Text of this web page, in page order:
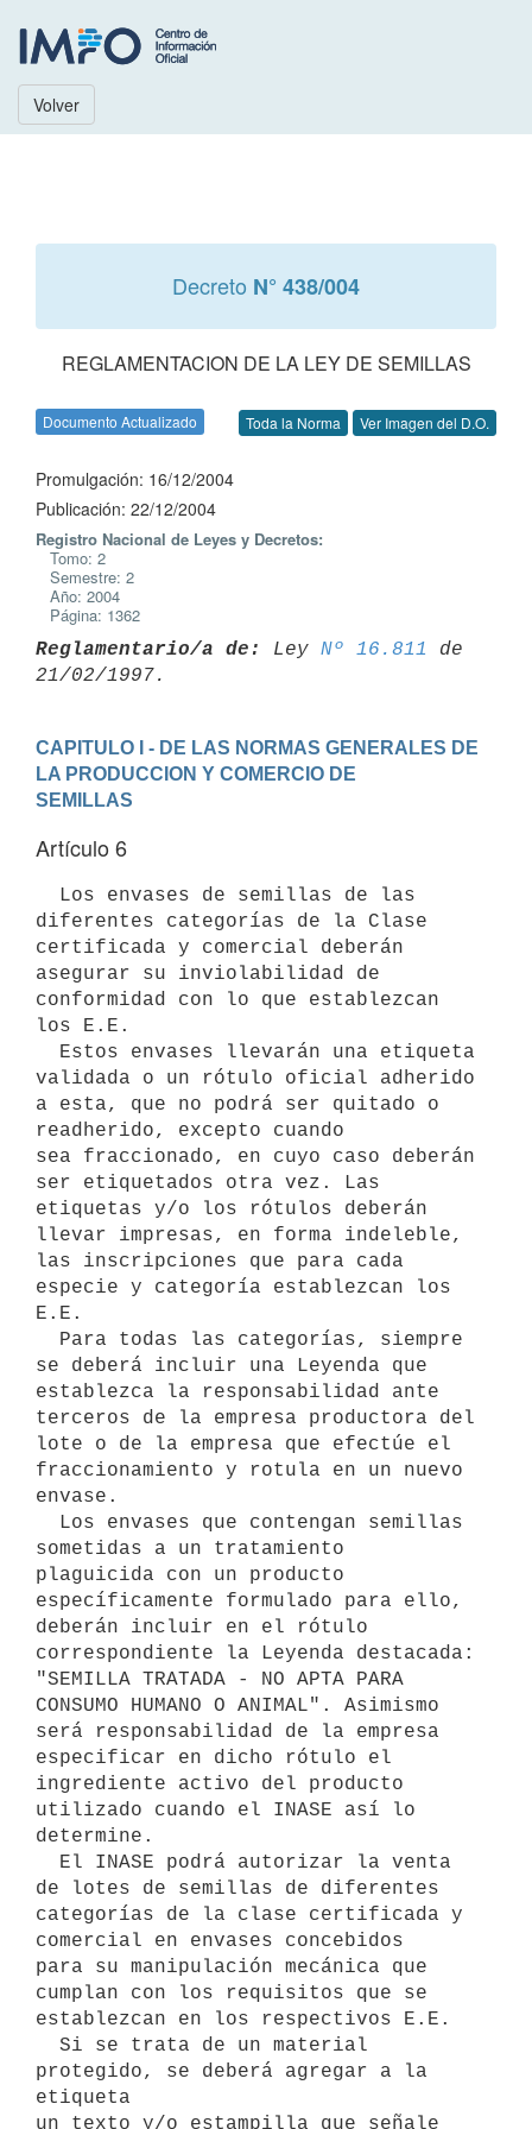
Volver
Decreto N° 438/004
REGLAMENTACION DE LA LEY DE SEMILLAS
Documento Actualizado Toda la Norma Ver Imagen del D.O.
Promulgación: 16/12/2004
Publicación: 22/12/2004
Registro Nacional de Leyes y Decretos:
Tomo: 2
Semestre: 2
Año: 2004
Página: 1362
Reglamentario/a de: Ley Nº 16.811
de
CAPITULO I - DE LAS NORMAS GENERALES DE
LA PRODUCCION Y COMERCIO DE
SEMILLAS
Artículo 6
diferentes categorías de la Clase
certificada y comercial deberán
asegurar su inviolabilidad de
conformidad con lo que establezcan
los E.E.
validada o un rótulo oficial adherido
a esta, que no podrá ser quitado o
readherido, excepto cuando
sea fraccionado, en cuyo caso deberán
ser etiquetados otra vez. Las
etiquetas y/o los rótulos deberán
llevar impresas, en forma indeleble,
las inscripciones que para cada
especie y categoría establezcan los
E.E.
se deberá incluir una Leyenda que
establezca la responsabilidad ante
terceros de la empresa productora del
lote o de la empresa que efectúe el
fraccionamiento y rotula en un nuevo
envase.
sometidas a un tratamiento
plaguicida con un producto
específicamente formulado para ello,
deberán incluir en el rótulo
correspondiente la Leyenda destacada:
"SEMILLA TRATADA - NO APTA PARA
CONSUMO HUMANO O ANIMAL". Asimismo
será responsabilidad de la empresa
especificar en dicho rótulo el
ingrediente activo del producto
utilizado cuando el INASE así lo
determine.
de lotes de semillas de diferentes
categorías de la clase certificada y
comercial en envases concebidos
para su manipulación mecánica que
cumplan con los requisitos que se
establezcan en los respectivos E.E.
protegido, se deberá agregar a la
etiqueta
un texto y/o estampilla que señale